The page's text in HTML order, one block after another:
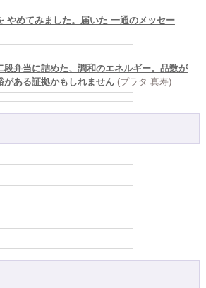
やめてみました。届いた 一通のメッセー
弁当に詰めた、調和のエネルギー。品数が
がある証拠かもしれません (プラタ 真寿)
手を理解することを忘れてしまう。 (唯真 伊
ルー】あなたが楽しんでいるとどんな立場や
』なんて、誰が流した綺麗事？都合よく消
泣く世界」 (芽百マミム)
それでも離れられない人を愛と呼ぶほど、人